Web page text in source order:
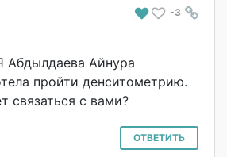
# -3
Абдылдаева Айнура
пройти денситометрию.
связаться с вами?
ОТВЕТИТЬ